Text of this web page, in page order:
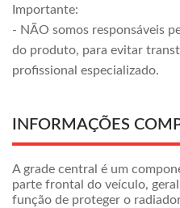
Importante:
- NÃO somos responsáveis
do produto, para evitar
profissional especializado.
INFORMAÇÕES
A grade central é um
parte frontal do veículo,
função de proteger o